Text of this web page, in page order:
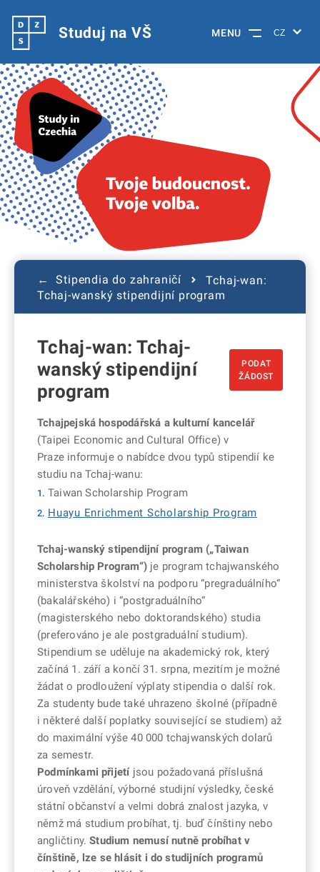
Studuj na VŠ MENU
← Stipendia do zahraničí
Tchaj-wan:
Tchaj-wanský stipendijní program
Tchaj-wan: Tchaj-
wanský stipendijní
program
PODAT
ŽÁDOST
Tchajpejská hospodářská a kulturní kancelář
(Taipei Economic and Cultural Office) v
Praze informuje o nabídce dvou typů stipendií ke
studiu na Tchaj-wanu:
Taiwan Scholarship Program
Huayu Enrichment Scholarship Program
Tchaj-wanský stipendijní program („Taiwan
Scholarship Program“)je program tchajwanského
ministerstva školství na podporu “pregraduálního“
(bakalářského) i “postgraduálního“
(magisterského nebo doktorandského) studia
(preferováno je ale postgraduální studium).
Stipendium se uděluje na akademický rok, který
začíná 1. září a končí 31. srpna, mezitím je možné
žádat o prodloužení výplaty stipendia o další rok.
Za studenty bude také uhrazeno školné (případně
i některé další poplatky související se studiem) až
do maximální výše 40 000 tchajwanských dolarů
za semestr.
Podmínkami přijetíjsou požadovaná příslušná
úroveň vzdělání, výborné studijní výsledky, české
státní občanství a velmi dobrá znalost jazyka, v
němž má studium probíhat, tj. buď čínštiny nebo
angličtiny.Studium nemusí nutně probíhat v
čínštině, lze se hlásit i do studijních programů